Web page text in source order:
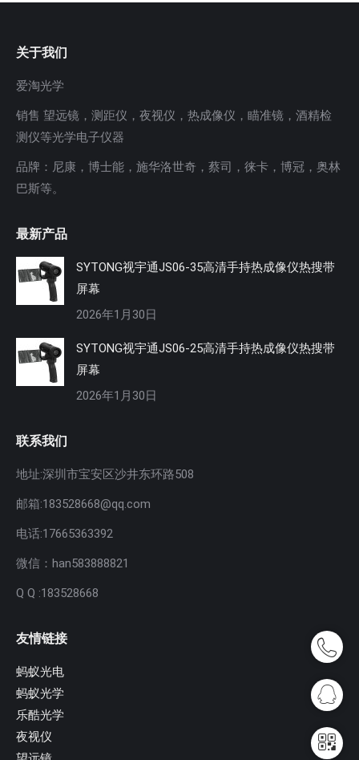
关于我们
爱淘光学
销售 望远镜，测距仪，夜视仪，热成像仪，瞄准镜，酒精检
测仪等光学电子仪器
品牌：尼康，博士能，施华洛世奇，蔡司，徕卡，博冠，奥林
巴斯等。
最新产品
SYTONG视宇通JS06-35高清手持热成像仪热搜带
屏幕
2026年1月30日
SYTONG视宇通JS06-25高清手持热成像仪热搜带
屏幕
2026年1月30日
联系我们
地址:深圳市宝安区沙井东环路508
邮箱:183528668@qq.com
电话:17665363392
微信：han583888821
Q Q :183528668
友情链接
蚂蚁光电
蚂蚁光学
乐酷光学
夜视仪